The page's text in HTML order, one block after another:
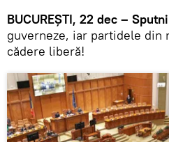
BUCUREȘTI, 22 dec –
guverneze, iar partidele din
cădere liberă!